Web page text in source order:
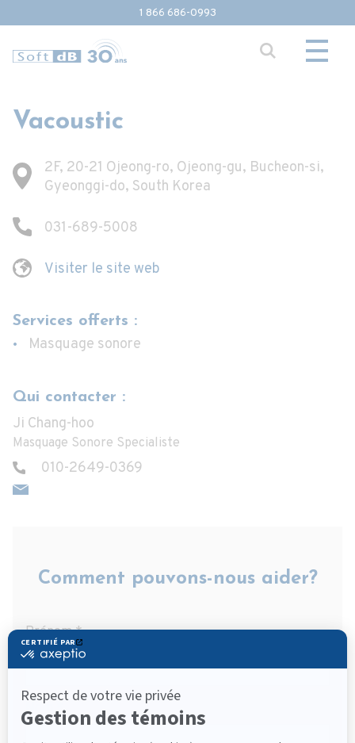
1 866 686-0993
Vacoustic
2F, 20-21 Ojeong-ro, Ojeong-gu, Bucheon-si,
Gyeonggi-do, South Korea
031-689-5008
Visiter le site web
Services offerts :
Masquage sonore
Qui contacter :
Ji Chang-hoo
Masquage Sonore Specialiste
010-2649-0369
Comment pouvons-nous aider?
Prénom*
Nom*